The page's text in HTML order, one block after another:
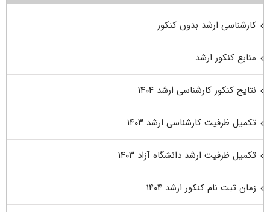
کارشناسی ارشد بدون کنکور
منابع کنکور ارشد
نتایج کنکور کارشناسی ارشد ۱۴۰۴
تکمیل ظرفیت کارشناسی ارشد ۱۴۰۳
تکمیل ظرفیت ارشد دانشگاه آزاد ۱۴۰۳
زمان ثبت نام کنکور ارشد ۱۴۰۴